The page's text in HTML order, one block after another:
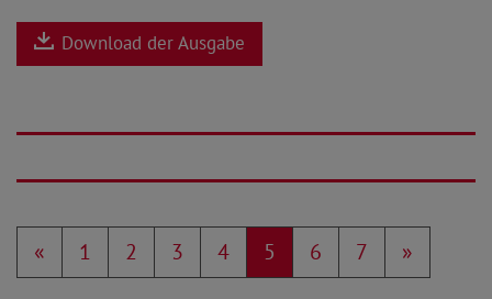
Download der Ausgabe
« 1 2 3 4 5 6 7 »